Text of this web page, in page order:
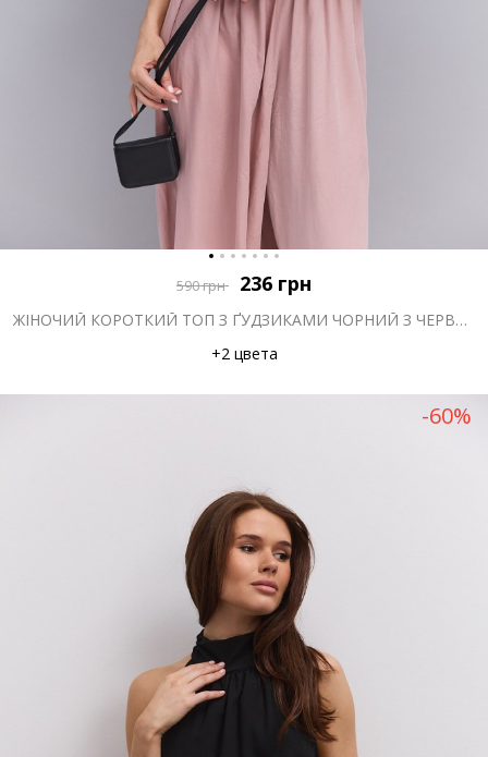
590грн 236 грн
ЖІНОЧИЙ КОРОТКИЙ ТОП З ҐУДЗИКАМИ ЧОРНИЙ З ЧЕРВОНИМ КВІТКОВИМ ВІЗЕРУНКОМ
+2 цвета
-60%